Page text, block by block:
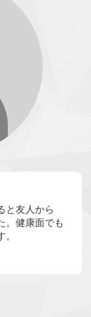
と友人から
。健康面でも